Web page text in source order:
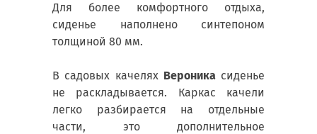
Для более комфортного отдыха,
сиденье наполнено синтепоном
толщиной 80 мм.
В садовых качелях Вероникасиденье
не раскладывается. Каркас качели
легко разбирается на отдельные
части, это дополнительное